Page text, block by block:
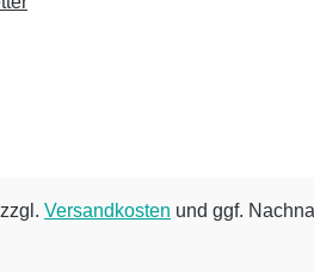
Versandkosten und ggf.